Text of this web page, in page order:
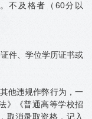
不及格者（60分以
件、学位学历证书或
他违规作弊行为，一
》《普通高等学校招
取消录取资格，记入